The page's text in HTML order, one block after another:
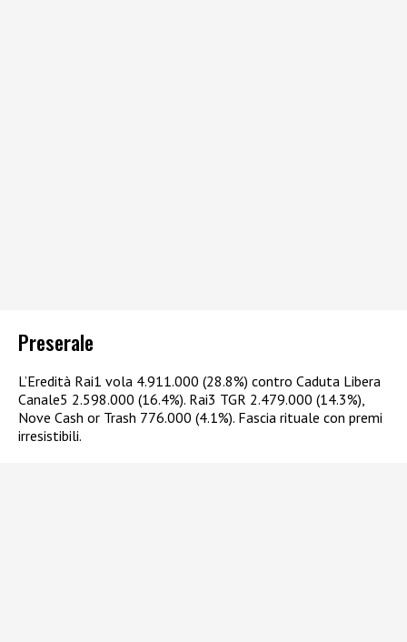
Preserale
L’Eredità Rai1 vola 4.911.000 (28.8%) contro Caduta Libera
Canale5 2.598.000 (16.4%). Rai3 TGR 2.479.000 (14.3%),
Nove Cash or Trash 776.000 (4.1%). Fascia rituale con premi
irresistibili.